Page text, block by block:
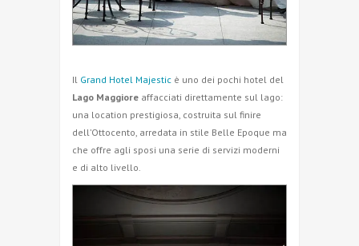
Il Grand Hotel Majestic è uno dei pochi hotel del
Lago Maggiore affacciati direttamente sul lago:
una location prestigiosa, costruita sul finire
dell’Ottocento, arredata in stile Belle Epoque ma
che offre agli sposi una serie di servizi moderni
e di alto livello.